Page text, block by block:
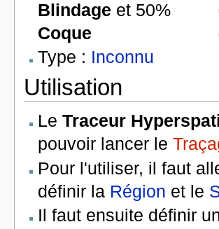
Blindage et 50%
Coque
Type : Inconnu
Utilisation
Le Traceur
pouvoir lancer le
Pour l'utiliser, il faut
définir la Région et le
Il faut ensuite définir